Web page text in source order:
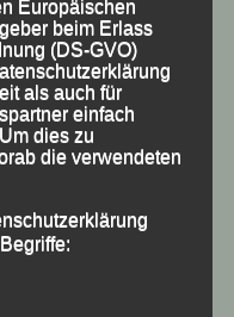
DJK Domlauf
Franz
BauerGünter Zahn
Jonas
Konrad Kufner LG Passau
Europäischen
beim Erlass
(DS-GVO)
als auch für
einfach
dies zu
die verwendeten